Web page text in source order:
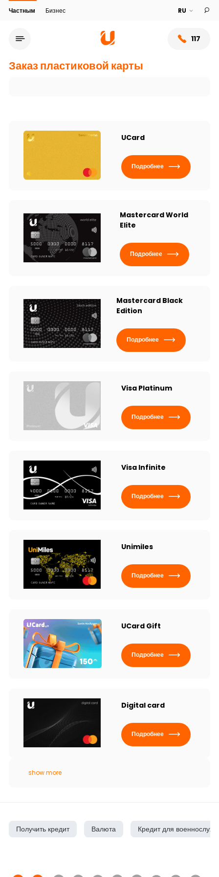
Частным Бизнес
117
Сеть обслуживания
Устойчивость
Кешбэк
Кадровые ресурсы
Связь с банком
Заказ пластиковой карты
UCard
Подробнее
Mastercard World
Elite
Подробнее
Mastercard Black
Edition
Подробнее
Visa Platinum
Подробнее
Visa Infinite
Подробнее
Unimiles
Подробнее
UCard Gift
Подробнее
Digital card
Подробнее
show more
Получить кредит Валюта Кредит для